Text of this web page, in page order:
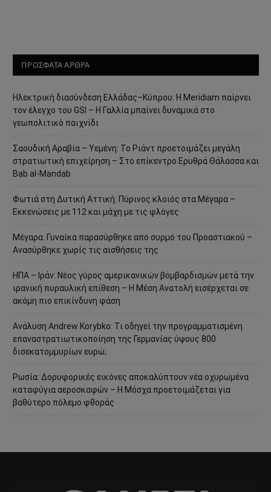
ΠΡΟΣΦΑΤΑ ΑΡΘΡΑ
Ηλεκτρική διασύνδεση Ελλάδας–Κύπρου: Η Meridiam παίρνει
τον έλεγχο του GSI – Η Γαλλία μπαίνει δυναμικά στο
γεωπολιτικό παιχνίδι
Σαουδική Αραβία – Υεμένη: Το Ριάντ προετοιμάζει μεγάλη
στρατιωτική επιχείρηση – Στο επίκεντρο Ερυθρά Θάλασσα και
Bab al-Mandab
Φωτιά στη Δυτική Αττική: Πύρινος κλοιός στα Μέγαρα –
Εκκενώσεις με 112 και μάχη με τις φλόγες
Μέγαρα: Γυναίκα παρασύρθηκε από συρμό του Προαστιακού –
Ανασύρθηκε χωρίς τις αισθήσεις της
ΗΠΑ – Ιράν: Νέος γύρος αμερικανικών βομβαρδισμών μετά την
ιρανική πυραυλική επίθεση – Η Μέση Ανατολή εισέρχεται σε
ακόμη πιο επικίνδυνη φάση
Ανάλυση Andrew Korybko: Τι οδηγεί την προγραμματισμένη
επαναστρατιωτικοποίηση της Γερμανίας ύψους 800
δισεκατομμυρίων ευρώ;
Ρωσία: Δορυφορικές εικόνες αποκαλύπτουν νέα οχυρωμένα
καταφύγια αεροσκαφών – Η Μόσχα προετοιμάζεται για
βαθύτερο πόλεμο φθοράς